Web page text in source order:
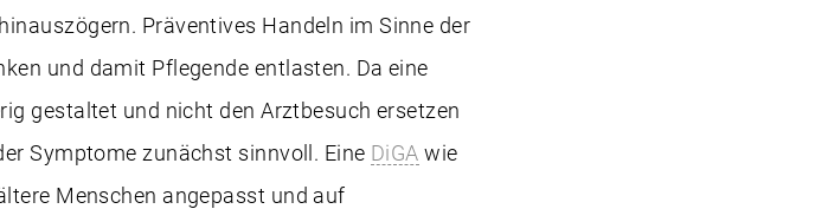
Präventives Handeln im Sinne der
und damit Pflegende entlasten. Da eine
gestaltet und nicht den Arztbesuch ersetzen
Symptome zunächst sinnvoll. Eine DiGA wie
Menschen angepasst und auf